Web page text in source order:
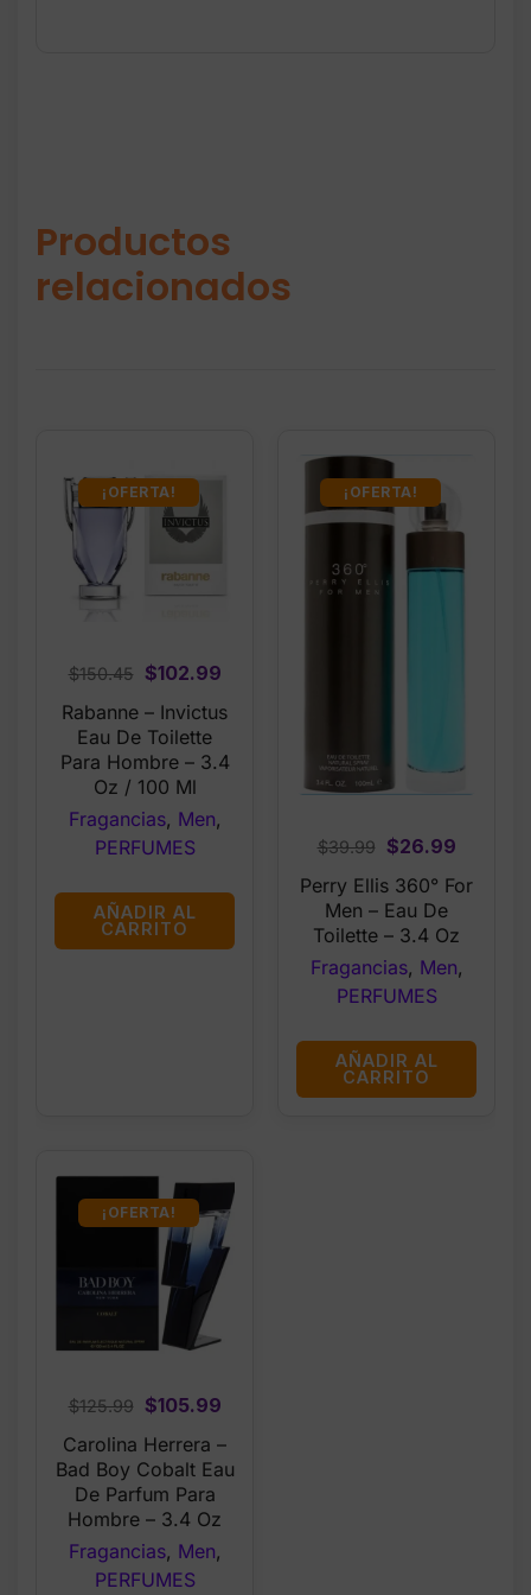
Productos
relacionados
¡OFERTA!
$150.45
Original
price
was:
$150.45.
$102.99Current
$102.99.
Rabanne – Invictus
Eau De Toilette
Para Hombre – 3.4
Oz / 100 Ml
Fragancias, Men,
PERFUMES
AÑADIR AL
CARRITO
¡OFERTA!
$39.99
Original
price
was:
$39.99.
$26.99Current
$26.99.
Perry Ellis 360° For
Men – Eau De
Toilette – 3.4 Oz
Fragancias, Men,
PERFUMES
AÑADIR AL
CARRITO
¡OFERTA!
$125.99
Original
price
was:
$125.99.
$105.99Current
is:
Carolina Herrera –
Bad Boy Cobalt Eau
De Parfum Para
Hombre – 3.4 Oz
Fragancias, Men,
PERFUMES